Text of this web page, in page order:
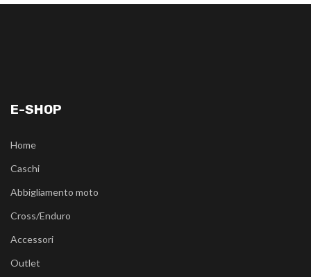
E-SHOP
Home
Caschi
Abbigliamento moto
Cross/Enduro
Accessori
Outlet